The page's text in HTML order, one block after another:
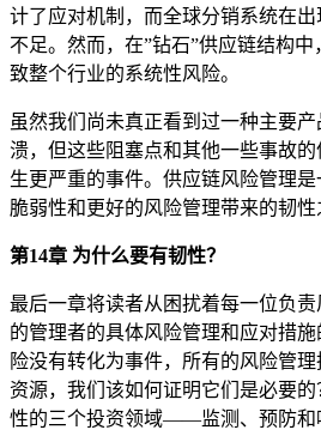
计了应对机制，而全球分销系统在
不足。然而，在”钻石”供应链结构
致整个行业的系统性风险。
虽然我们尚未真正看到过一种主要
溃，但这些阻塞点和其他一些事故
生更严重的事件。供应链风险管理
脆弱性和更好的风险管理带来的韧性
第14章 为什么要有韧性？
最后一章将读者从困扰着每一位负
的管理者的具体风险管理和应对措
险没有转化为事件，所有的风险管
资源，我们该如何证明它们是必要
性的三个投资领域——监测、预防